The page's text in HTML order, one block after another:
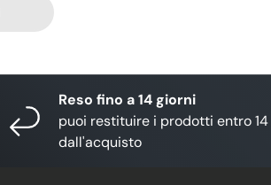
Reso fino a 14 giorni
puoi restituire i prodotti entro 14
dall'acquisto